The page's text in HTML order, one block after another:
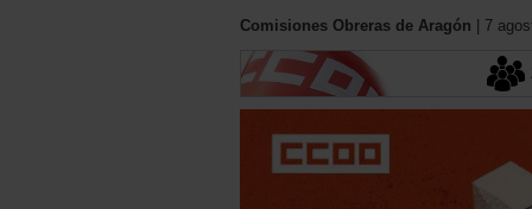
Comisiones Obreras de Aragón | 7